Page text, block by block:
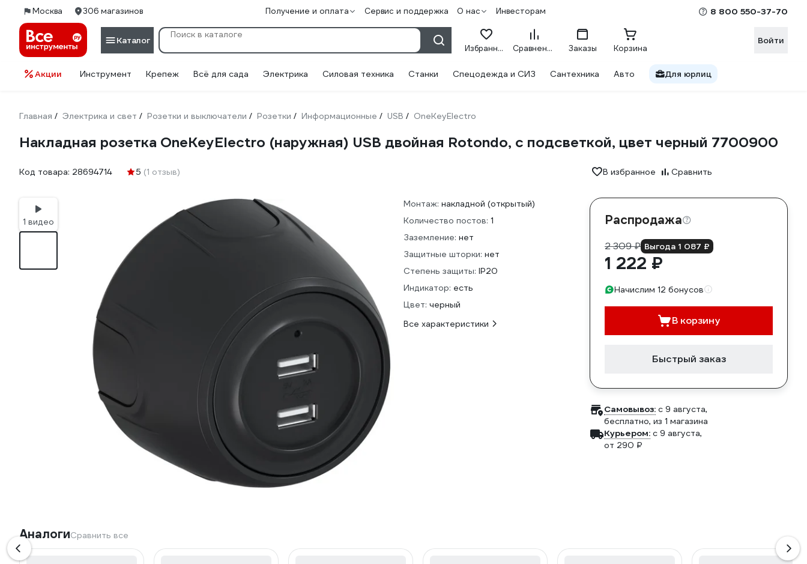
Москва 306 магазинов Получение и оплата Сервис и поддержка О нас Инвесторам 8 800 550-37-70
Каталог
Избранное Сравнение Заказы Корзина
Войти
Акции Инструмент Крепеж Всё для сада Электрика Силовая техника Станки Спецодежда и СИЗ Сантехника Авто Для юрлиц
Главная / Электрика и свет / Розетки и выключатели / Розетки / Информационные / USB / OneKeyElectro
Накладная розетка OneKeyElectro (наружная) USB двойная Rotondo, с подсветкой, цвет черный 7700900
Код товара: 28694714 5 (1 отзыв) В избранное Сравнить
1 видео
Монтаж: накладной (открытый)
Количество постов: 1
Заземление: нет
Защитные шторки: нет
Степень защиты: IP20
Индикатор: есть
Цвет: черный
Все характеристики
Распродажа
2 309 ₽ Выгода 1 087 ₽
1 222 ₽
Начислим 12 бонусов
В корзину
Быстрый заказ
Самовывоз: c 9 августа,
бесплатно, из 1 магазина
Курьером: c 9 августа,
от 290 ₽
АналогиСравнить все